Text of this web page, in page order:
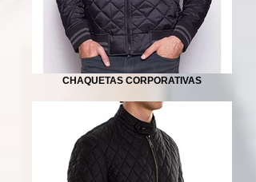
CHAQUETAS CORPORATIVAS